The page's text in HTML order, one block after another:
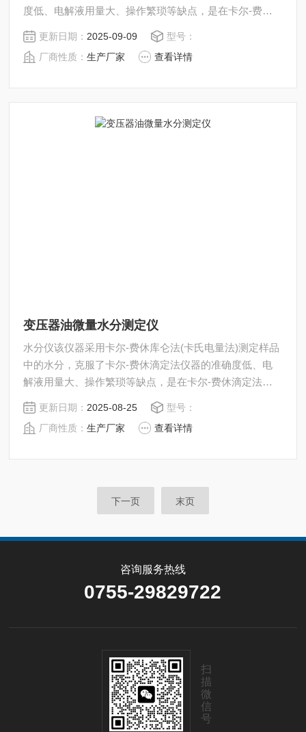
度低、电解液用量大、操作繁琐等缺点，是在卡尔-费休
滴定法仪的基础上加以改进、*和提高，
更新日期： 2025-09-09
型号：
厂商性质：生产厂家 查看详情
变压器油微量水分测定仪
水分仪该仪器采用卡尔-费休库仑法(卡氏电量法)测定样品
中的水分，克服了卡尔-费休滴定法仪器的准确度低、电
解液用量大、操作繁琐等缺点，是在卡尔-费休滴定法仪
的基础上加以改进、*和提高，
更新日期： 2025-08-25
型号：
厂商性质：生产厂家 查看详情
下一页 末页
咨询服务热线
0755-29829722
扫
描
微
信
号